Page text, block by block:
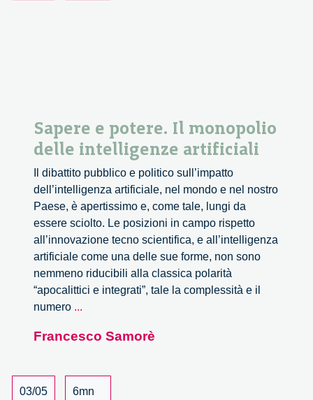
Sapere e potere. Il monopolio
delle intelligenze artificiali
Il dibattito pubblico e politico sull’impatto
dell’intelligenza artificiale, nel mondo e nel nostro
Paese, è apertissimo e, come tale, lungi da
essere sciolto. Le posizioni in campo rispetto
all’innovazione tecno scientifica, e all’intelligenza
artificiale come una delle sue forme, non sono
nemmeno riducibili alla classica polarità
“apocalittici e integrati”, tale la complessità e il
numero ...
potere.
monopolio
delle
Francesco Samorè
03/05
6mn